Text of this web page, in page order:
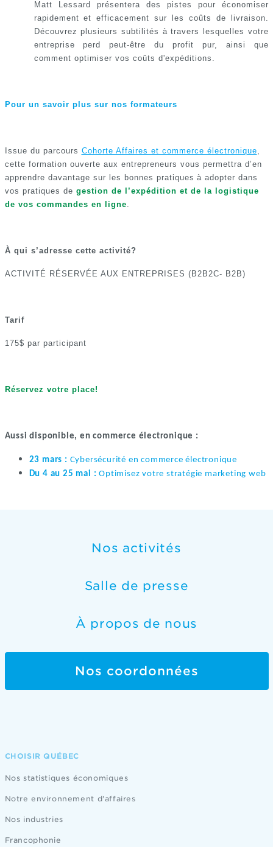
Matt Lessard présentera des pistes pour économiser
rapidement et efficacement sur les coûts de livraison.
Découvrez plusieurs subtilités à travers lesquelles votre
entreprise perd peut-être du profit pur, ainsi que
comment optimiser vos coûts d'expéditions.
Pour un savoir plus sur nos formateurs
Issue du parcours Cohorte Affaires et commerce électronique,
cette formation ouverte aux entrepreneurs vous permettra d’en
apprendre davantage sur les bonnes pratiques à adopter dans
vos pratiques de gestion de l’expédition et de la logistique
de vos commandes en ligne.
À qui s’adresse cette activité?
ACTIVITÉ RÉSERVÉE AUX ENTREPRISES (B2B2C- B2B)
Tarif
175$ par participant
Réservez votre place!
Aussi disponible, en commerce électronique :
23 mars : Cybersécurité en commerce électronique
Du 4 au 25 mai : Optimisez votre stratégie marketing web
Nos activités
Salle de presse
À propos de nous
Nos coordonnées
CHOISIR QUÉBEC
Nos statistiques économiques
Notre environnement d'affaires
Nos industries
Francophonie